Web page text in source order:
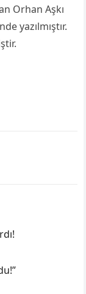
Orhan Aşkı
yazılmıştır.